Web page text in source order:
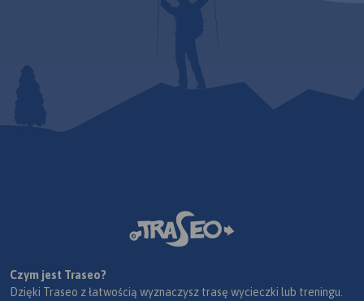
Czym jest Traseo?
Dzięki Traseo z łatwością wyznaczysz trasę wycieczki lub treningu.